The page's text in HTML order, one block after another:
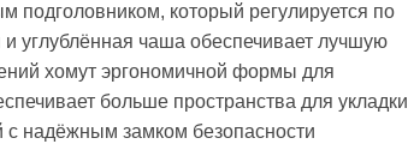
подголовником, который регулируется по
углублённая чаша обеспечивает лучшую
хомут эргономичной формы для
больше пространства для укладки
надёжным замком безопасности